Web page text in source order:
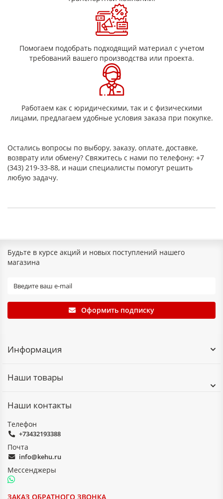
Помогаем подобрать подходящий материал с учетом
требований вашего производства или проекта.
Работаем как с юридическими, так и с физическими
лицами, предлагаем удобные условия заказа при покупке.
Остались вопросы по выбору, заказу, оплате, доставке,
возврату или обмену? Свяжитесь с нами по телефону: +7
(343) 219-33-88, и наши специалисты помогут решить
любую задачу.
Будьте в курсе акций и новых поступлений нашего
магазина
Оформить подписку
Информация
Наши товары
Наши контакты
Телефон
+73432193388
Почта
info@kehu.ru
Мессенджеры
ЗАКАЗ ОБРАТНОГО ЗВОНКА